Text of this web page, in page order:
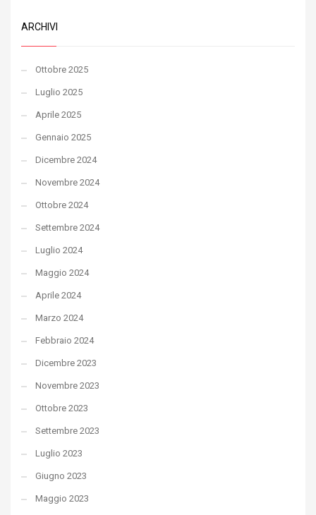
ARCHIVI
Ottobre 2025
Luglio 2025
Aprile 2025
Gennaio 2025
Dicembre 2024
Novembre 2024
Ottobre 2024
Settembre 2024
Luglio 2024
Maggio 2024
Aprile 2024
Marzo 2024
Febbraio 2024
Dicembre 2023
Novembre 2023
Ottobre 2023
Settembre 2023
Luglio 2023
Giugno 2023
Maggio 2023